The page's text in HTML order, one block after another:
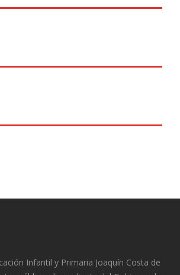
Infantil y Primaria Joaquín Costa de